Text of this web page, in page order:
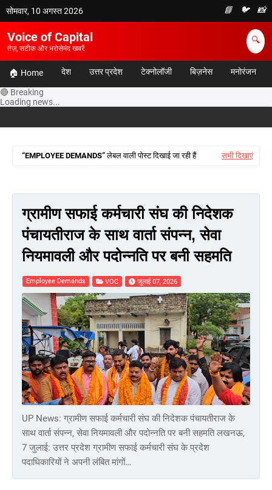
सोमवार, 10 अगस्त 2026 📘 🐦 📸
Voice of Capital
तेज़, सटीक और भरोसेमंद खबरें
🔍
🏠 Home देश उत्तर प्रदेश टेक्नोलॉजी बिज़नेस मनोरंजन
🔴 Breaking
Loading news...
EMPLOYEE DEMANDS लेबल वाली पोस्ट दिखाई जा रही हैं सभी दिखाएं
ग्रामीण सफाई कर्मचारी संघ की निदेशक
पंचायतीराज के साथ वार्ता संपन्न, सेवा
नियमावली और पदोन्नति पर बनी सहमति
Employee Demands VOC जुलाई 07, 2026
UP News: ग्रामीण सफाई कर्मचारी संघ की निदेशक पंचायतीराज के
साथ वार्ता संपन्न, सेवा नियमावली और पदोन्नति पर बनी सहमति लखनऊ,
7 जुलाई: उत्तर प्रदेश ग्रामीण सफाई कर्मचारी संघ के प्रदेश
पदाधिकारियों ने अपनी लंबित मांगों…